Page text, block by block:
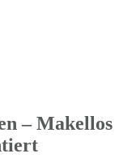
– Makellos